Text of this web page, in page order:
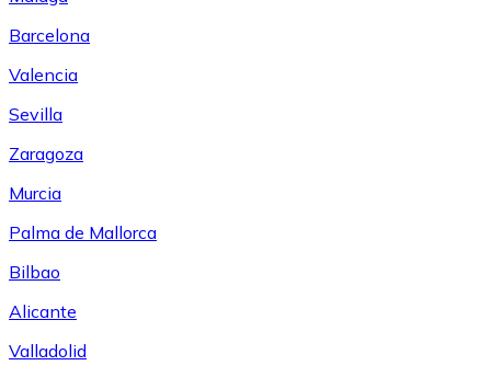
Barcelona
Valencia
Sevilla
Zaragoza
Murcia
Palma de Mallorca
Bilbao
Alicante
Valladolid